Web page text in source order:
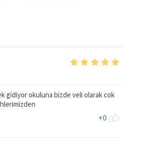
gidiyor okuluna bizde veli olarak cok
+0